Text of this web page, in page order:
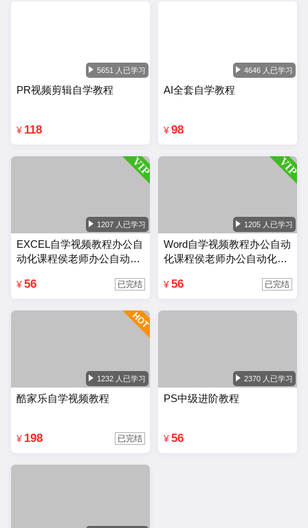
5651 人已学习
PR视频剪辑自学教程
¥ 118
4646 人已学习
AI全套自学教程
¥ 98
1207 人已学习
EXCEL自学视频教程办公自
动化课程侯老师办公自动化
¥ 56 已完结
1205 人已学习
Word自学视频教程办公自动
化课程侯老师办公自动化wo
¥ 56 已完结
1232 人已学习
酷家乐自学视频教程
¥ 198 已完结
2370 人已学习
PS中级进阶教程
¥ 56